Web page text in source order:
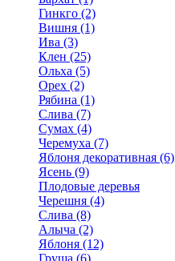
Гинкго (2)
Вишня (1)
Ива (3)
Клен (25)
Ольха (5)
Орех (2)
Рябина (1)
Слива (7)
Сумах (4)
Черемуха (7)
Яблоня декоративная (6)
Ясень (9)
Плодовые деревья
Черешня (4)
Слива (8)
Алыча (2)
Яблоня (12)
Груша (6)